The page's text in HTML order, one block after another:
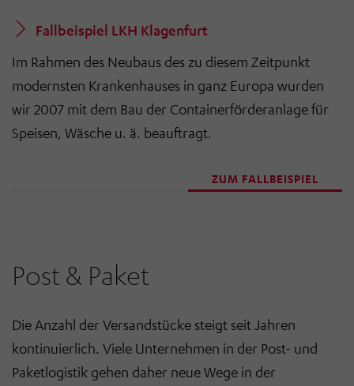
Fallbeispiel LKH Klagenfurt
Im Rahmen des Neubaus des zu diesem Zeitpunkt
modernsten Krankenhauses in ganz Europa wurden
wir 2007 mit dem Bau der Containerförderanlage für
Speisen, Wäsche u. ä. beauftragt.
ZUM FALLBEISPIEL
Post & Paket
Die Anzahl der Versandstücke steigt seit Jahren
kontinuierlich. Viele Unternehmen in der Post- und
Paketlogistik gehen daher neue Wege in der